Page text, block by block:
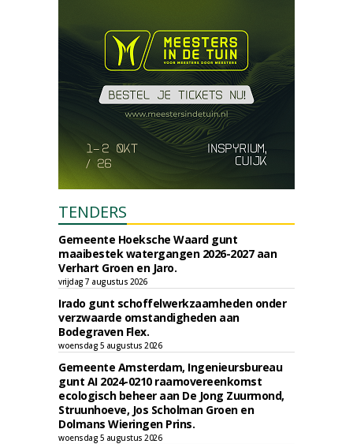
TENDERS
Gemeente Hoeksche Waard gunt
maaibestek watergangen 2026-2027 aan
Verhart Groen en Jaro.
vrijdag 7 augustus 2026
Irado gunt schoffelwerkzaamheden onder
verzwaarde omstandigheden aan
Bodegraven Flex.
woensdag 5 augustus 2026
Gemeente Amsterdam, Ingenieursbureau
gunt AI 2024-0210 raamovereenkomst
ecologisch beheer aan De Jong Zuurmond,
Struunhoeve, Jos Scholman Groen en
Dolmans Wieringen Prins.
woensdag 5 augustus 2026